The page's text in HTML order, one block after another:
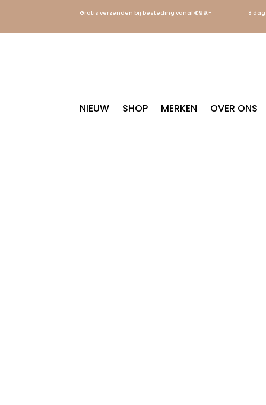
Gratis verzenden bij besteding vanaf €99,- 8
NIEUW SHOP MERKEN OVER ONS